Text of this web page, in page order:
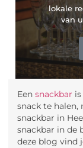
Eensnackbar
snack te halen,
snackbar in
snackbar in de
deze blog vind
lokale
van